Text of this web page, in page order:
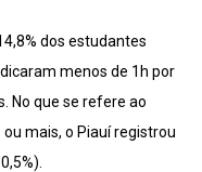
dos estudantes
menos de 1h por
No que se refere ao
mais, o Piauí registrou